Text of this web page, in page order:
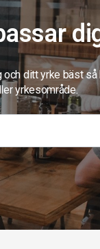
ditt yrke bäst så
yrkesområde.